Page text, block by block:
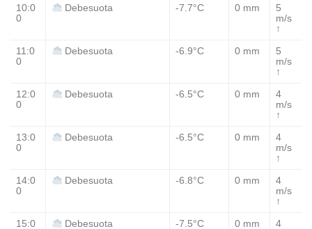
10:0
0
Debesuota -7.7°C 0 mm
5
m/s
↑
11:0
0
Debesuota -6.9°C 0 mm
5
m/s
↑
12:0
0
Debesuota -6.5°C 0 mm
4
m/s
↑
13:0
0
Debesuota -6.5°C 0 mm
4
m/s
↑
14:0
0
Debesuota -6.8°C 0 mm
4
m/s
↑
15:0
Debesuota -7.5°C 0 mm
4